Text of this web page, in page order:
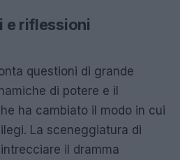
e riflessioni
questioni di grande
di potere e il
ha cambiato il modo in cui
La sceneggiatura di
il dramma